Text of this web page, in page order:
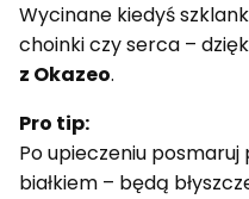
Wycinane kiedyś
choinki czy serca –
z Okazeo.
Pro tip:
Po upieczeniu
białkiem – będą